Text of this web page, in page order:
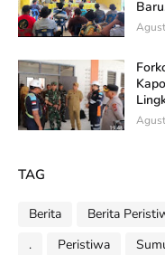
TAG
Berita Berita
.
Peristiwa